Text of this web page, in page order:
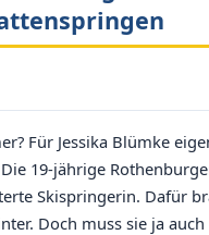
Für Jessika Blümke
19-jährige
Skispringerin. Dafür
Doch muss sie ja